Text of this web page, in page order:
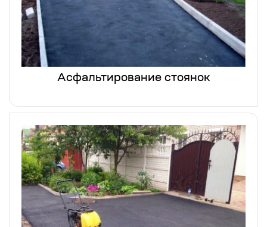
Асфальтирование стоянок